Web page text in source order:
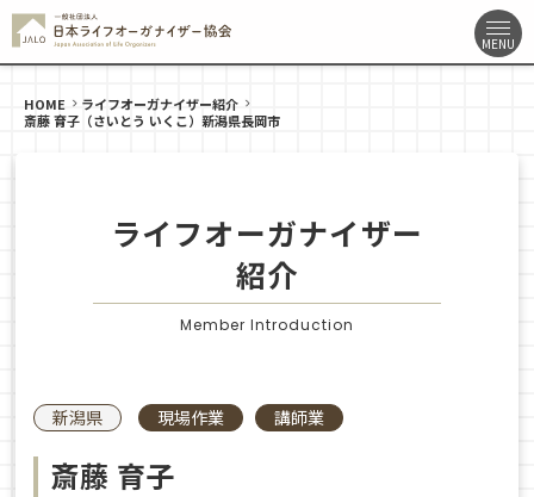
HOME
ライフオーガナイザー紹介
斎藤 育子（さいとう いくこ）新潟県長岡市
ライフオーガナイザー
紹介
Member Introduction
新潟県 現場作業 講師業
斎藤 育子